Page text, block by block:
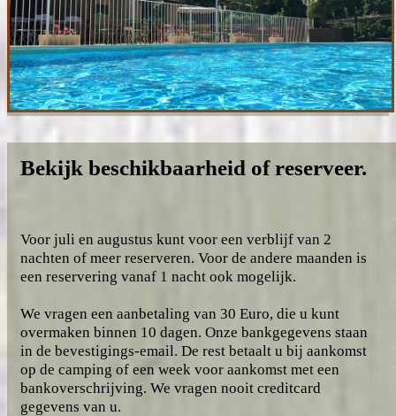
Bekijk beschikbaarheid of reserveer.
Voor juli en augustus kunt voor een verblijf van 2
nachten of meer reserveren. Voor de andere maanden is
een reservering vanaf 1 nacht ook mogelijk.
We vragen een aanbetaling van 30 Euro, die u kunt
overmaken binnen 10 dagen. Onze bankgegevens staan
in de bevestigings-email. De rest betaalt u bij aankomst
op de camping of een week voor aankomst met een
bankoverschrijving. We vragen nooit creditcard
gegevens van u.